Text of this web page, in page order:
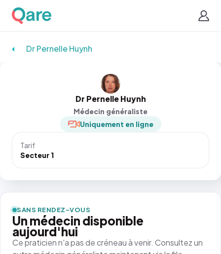
Dr Pernelle Huynh
Dr Pernelle Huynh
Médecin généraliste
Uniquement en ligne
Tarif
Secteur 1
SANS RENDEZ-VOUS
Un médecin disponible
aujourd'hui
Ce praticien n'a pas de créneau à venir. Consultez un